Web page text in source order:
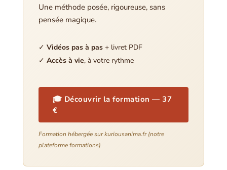
Une méthode posée, rigoureuse, sans
pensée magique.
✓ Vidéos pas à pas+ livret PDF
✓ Accès à vie, à votre rythme
🎓 Découvrir la formation — 37
€
Formation hébergée sur kuriousanima.fr (notre
plateforme formations)